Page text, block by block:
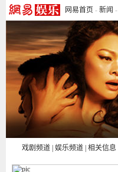
网易首页 - 新闻 -
戏剧频道 娱乐频道 相关信息